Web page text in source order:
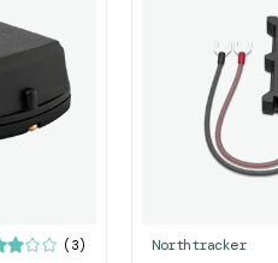
(3) Northtracker